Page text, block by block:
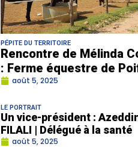
PÉPITE DU TERRITOIRE
Rencontre de Mélinda
: Ferme équestre de
août 5, 2025
LE PORTRAIT
Un vice-président :
FILALI | Délégué à la santé
août 5, 2025